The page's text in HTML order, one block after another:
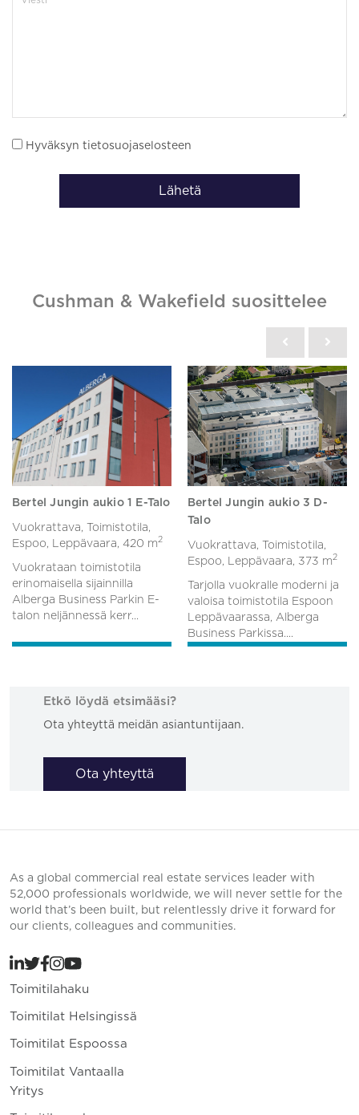
Hyväksyn tietosuojaselosteen
Lähetä
Cushman & Wakefield suosittelee
Bertel Jungin aukio 1 E-Talo
Vuokrattava, Toimistotila,
Espoo, Leppävaara, 420 m2
Vuokrataan toimistotila
erinomaisella sijainnilla
Alberga Business Parkin E-
talon neljännessä kerr...
Bertel Jungin aukio 3 D-
Talo
Vuokrattava, Toimistotila,
Espoo, Leppävaara, 373 m2
Tarjolla vuokralle moderni ja
valoisa toimistotila Espoon
Leppävaarassa, Alberga
Business Parkissa....
Etkö löydä etsimääsi?
Ota yhteyttä meidän asiantuntijaan.
Ota yhteyttä
As a global commercial real estate services leader with
52,000 professionals worldwide, we will never settle for the
world that’s been built, but relentlessly drive it forward for
our clients, colleagues and communities.
Toimitilahaku
Toimitilat Helsingissä
Toimitilat Espoossa
Toimitilat Vantaalla
Yritys